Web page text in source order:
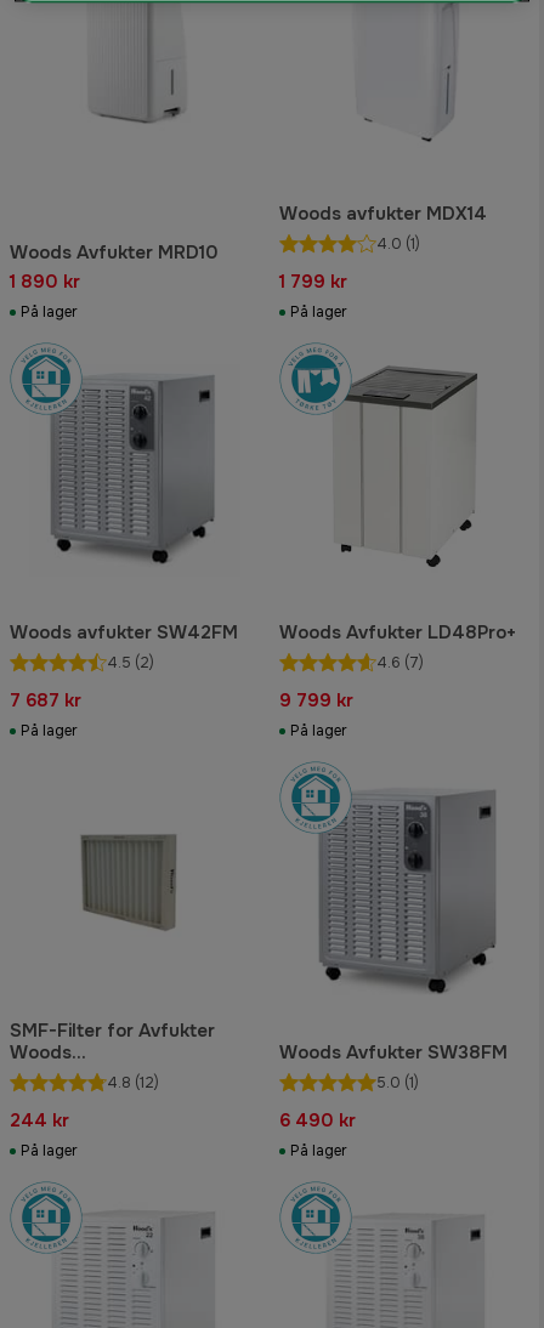
Woods Avfukter MRD10
1 890 kr
På lager
Woods avfukter MDX14
4.0 (1)
1 799 kr
På lager
Woods avfukter SW42FM
4.5 (2)
7 687 kr
På lager
Woods Avfukter LD48Pro+
4.6 (7)
9 799 kr
På lager
SMF-Filter for Avfukter
Woods
DS/ED/TDR/SW/DK/LD
4.8 (12)
244 kr
På lager
Woods Avfukter SW38FM
5.0 (1)
6 490 kr
På lager